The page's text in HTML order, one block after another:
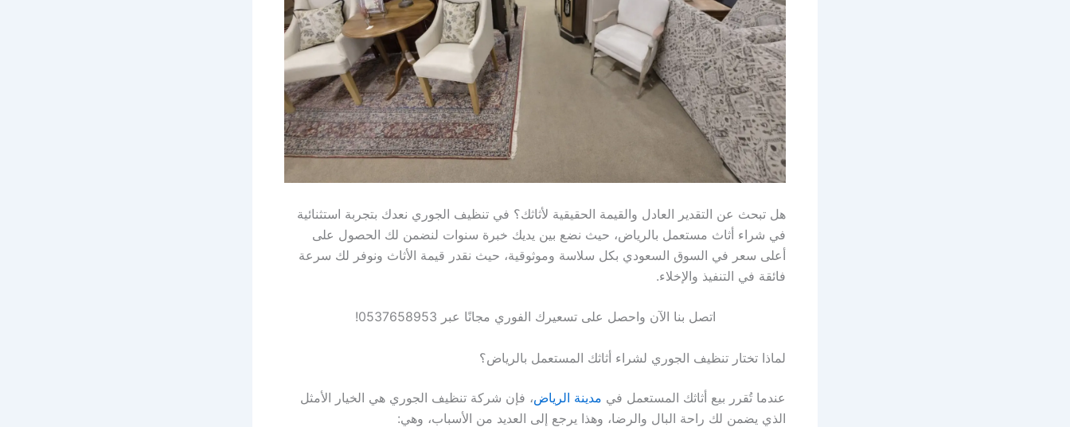
هل تبحث عن التقدير العادل والقيمة الحقيقية لأثاثك؟ في تنظيف الجوري نعدك بتجربة استثنائية
في شراء أثاث مستعمل بالرياض، حيث نضع بين يديك خبرة سنوات لنضمن لك الحصول على
أعلى سعر في السوق السعودي بكل سلاسة وموثوقية، حيث نقدر قيمة الأثاث ونوفر لك سرعة
فائقة في التنفيذ والإخلاء.
اتصل بنا الآن واحصل على تسعيرك الفوري مجانًا عبر 0537658953!
لماذا تختار تنظيف الجوري لشراء أثاثك المستعمل بالرياض؟
عندما تُقرر بيع أثاثك المستعمل في مدينة الرياض، فإن شركة تنظيف الجوري هي الخيار الأمثل
الذي يضمن لك راحة البال والرضا، وهذا يرجع إلى العديد من الأسباب، وهي: